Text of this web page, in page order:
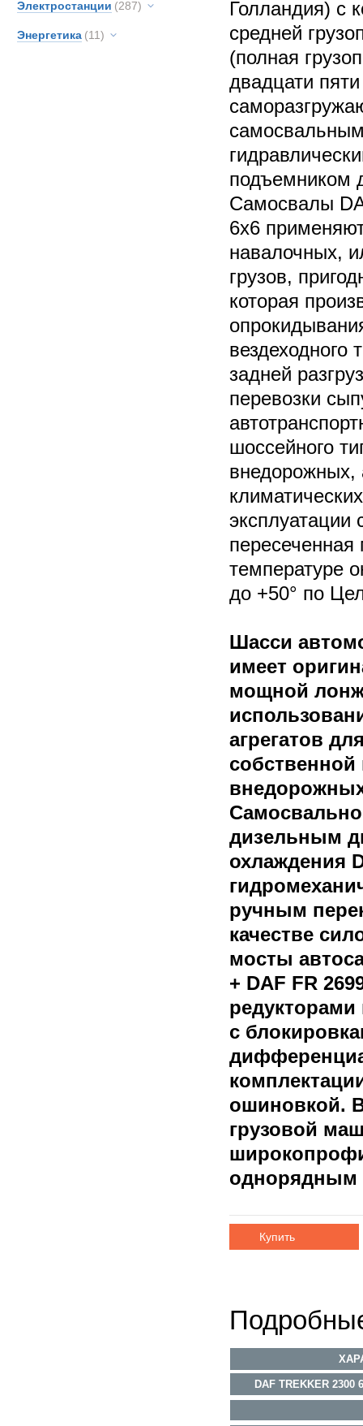
Электростанции (287)
Энергетика (11)
Голландия) с
средней
(полная
двадцати
подъемником
Самосвалы
6х6
навалочных,
грузов,
которая
задней
перевозки
шоссейного
внедорожных,
эксплуатации
пересеченная
температуре
до +50° по
Шасси
имеет
мощной
агрегатов
дизельным
охлаждения
ручным
качестве
мосты
+ DAF FR
редукторами
с
ошиновкой.
грузовой
однорядным
Купить
DAF TREKKER